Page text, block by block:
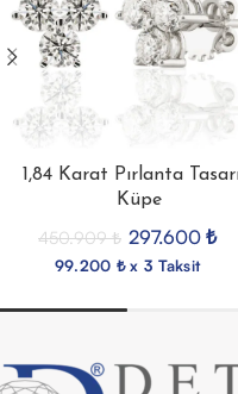
1,84 Karat Pırlanta
Küpe
450.909₺ 297.600 ₺
99.200 ₺ x 3 Taksit